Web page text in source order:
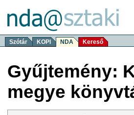
Szótár KOPI NDA Kereső
Gyűjtemény:
megye